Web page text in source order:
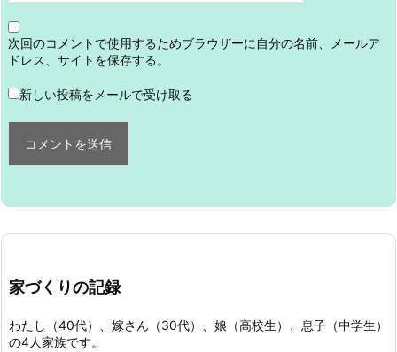
次回のコメントで使用するためブラウザーに自分の名前、メールア
ドレス、サイトを保存する。
新しい投稿をメールで受け取る
家づくりの記録
わたし（40代）、嫁さん（30代）、娘（高校生）、息子（中学生）
の4人家族です。